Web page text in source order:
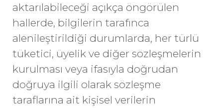
aktarılabileceği açıkça öngörülen
hallerde, bilgilerin tarafınca
alenileştirildiği durumlarda, her türlü
tüketici, üyelik ve diğer sözleşmelerin
kurulması veya ifasıyla doğrudan
doğruya ilgili olarak sözleşme
taraflarına ait kişisel verilerin